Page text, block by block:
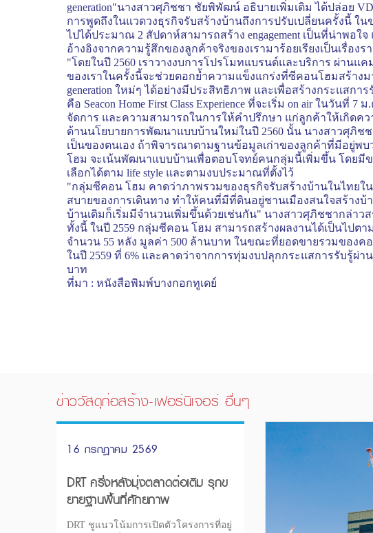
generation"นางสาวศุภิชชา ชัยพิพัฒน์ อธิบายเพิ่มเติม ได้ปล่อย
การพูดถึงในแวดวงธุรกิจรับสร้างบ้านถึงการปรับเปลี่ยนครั้งนี้
ไปได้ประมาณ 2 สัปดาห์สามารถสร้าง engagement เป็นที่น่าพอใจ
อ้างอิงจากความรู้สึกของลูกค้าจริงของเรามาร้อยเรียงเป็นเรื่อ
"โดยในปี 2560 เราวางงบการโปรโมทแบรนด์และบริการ ผ่านแค
ของเราในครั้งนี้จะช่วยตอกย้ำความแข็งแกร่งที่ซีคอนโฮมสร้า
generation ใหม่ๆ ได้อย่างมีประสิทธิภาพ และเพื่อสร้างกระแสการ
คือ Seacon Home First Class Experience ที่จะเริ่ม on airในวันที่ 7 ม
จัดการ และความสามารถในการให้คำปรึกษา แก่ลูกค้าให้เกิดคว
ด้านนโยบายการพัฒนาแบบบ้านใหม่ในปี 2560 นั้น นางสาวศุภิช
เป็นของตนเอง ถ้าพิจารณาตามฐานข้อมูลเก่าของลูกค้าที่มีอยู่
โฮม จะเน้นพัฒนาแบบบ้านเพื่อตอบโจทย์คนกลุ่มนี้เพิ่มขึ้น โดยมีข
เลือกได้ตาม life style และตามงบประมาณที่ตั้งไว้
"กลุ่มซีคอน โฮม คาดว่าภาพรวมของธุรกิจรับสร้างบ้านในไทยใน
สบายของการเดินทาง ทำให้คนที่มีที่ดินอยู่ชานเมืองสนใจสร้า
บ้านเดิมก็เริ่มมีจำนวนเพิ่มขึ้นด้วยเช่นกัน" นางสาวศุภิชชากล่าวส
ทั้งนี้ ในปี 2559 กลุ่มซีคอน โฮม สามารถสร้างผลงานได้เป็นไปต
จำนวน 55 หลัง มูลค่า 500 ล้านบาท ในขณะที่ยอดขายรวมของ
ในปี 2559 ที่ 6% และคาดว่าจากการทุ่มงบปลุกกระแสการรับรู้ผ่
บาท
ที่มา : หนังสือพิมพ์บางกอกทูเดย์
ข่าววัสดุก่อสร้าง-เฟอร์นิเจอร์ อื่นๆ
16 กรกฎาคม 2569
DRT ครึ่งหลังมุ่งตลาดต่อเติม รุกข
ยายฐานพื้นที่ศักยภาพ
DRT ชูแนวโน้มการเปิดตัวโครงการที่อยู่